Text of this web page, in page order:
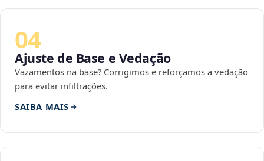
04
Ajuste de Base e Vedação
Vazamentos na base? Corrigimos e reforçamos a vedação
para evitar infiltrações.
SAIBA MAIS